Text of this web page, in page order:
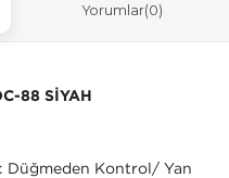
Yorumlar(0)
88 SİYAH
Düğmeden Kontrol/ Yan